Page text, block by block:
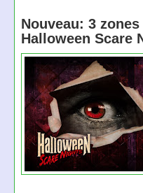
Nouveau: 3
Halloween Scare